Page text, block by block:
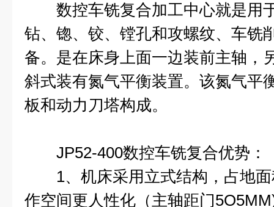
数控车铣复合加工中心就是用
钻、锪、铰、镗孔和攻螺纹、车铣
备。是在床身上面一边装前主轴，
斜式装有氮气平衡装置。该氮气平
板和动力刀塔构成。
JP52-400数控车铣复合优势：
1、机床采用立式结构，占地面
作空间更人性化（主轴距门